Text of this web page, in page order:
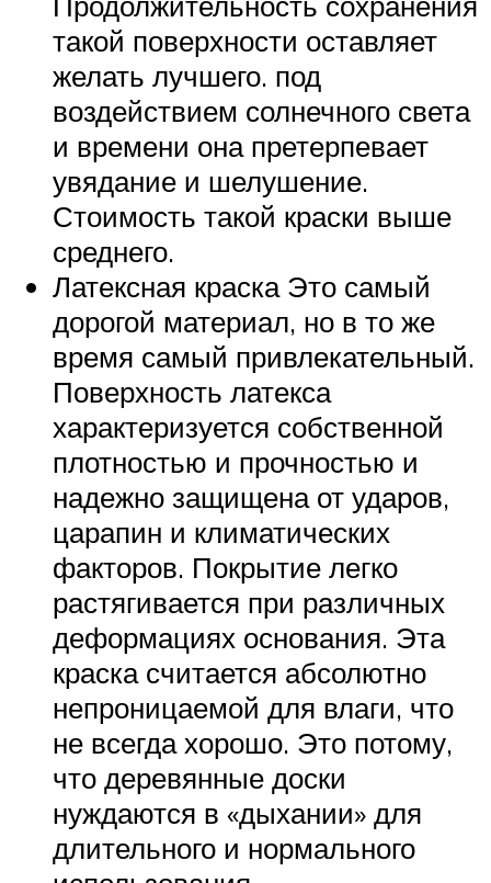
такой поверхности оставляет
желать лучшего. под
воздействием солнечного света
и времени она претерпевает
увядание и шелушение.
Стоимость такой краски выше
среднего.
Латексная краска Это самый
дорогой материал, но в то же
время самый привлекательный.
Поверхность латекса
характеризуется собственной
плотностью и прочностью и
надежно защищена от ударов,
царапин и климатических
факторов. Покрытие легко
растягивается при различных
деформациях основания. Эта
краска считается абсолютно
непроницаемой для влаги, что
не всегда хорошо. Это потому,
что деревянные доски
нуждаются в «дыхании» для
длительного и нормального